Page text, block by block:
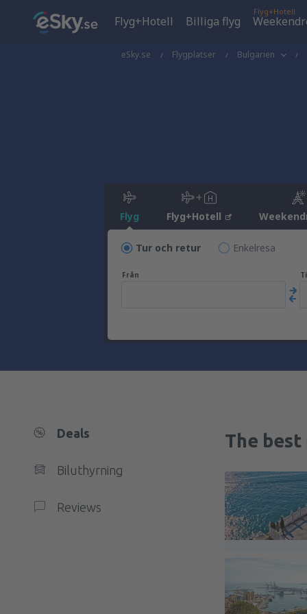
Flyg+Hotell Billiga flyg
Flyg+Hotell
eSky.se Flygplatser Bulgarien
Flyg Flyg+Hotell
Tur och retur Enkelresa
Från
Deals
Biluthyrning
Reviews
The